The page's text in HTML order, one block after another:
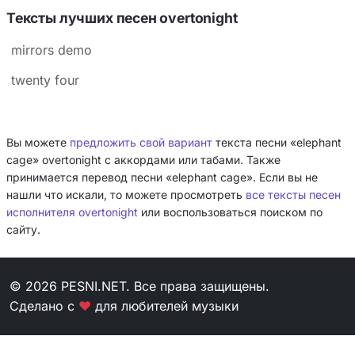
становится мрачное признание в бесцельности.
агрессией и внутренней болью: он грозится прийти с
ножом, но тут же говорит, что «внутри ранен», а
запертости в собственном невезении и
бессмысленном спектакле жизни.
Тексты лучших песен overtonight
mirrors demo
twenty four
Вы можете предложить свой вариант текста песни «elephant
cage» overtonight с аккордами или табами. Также
принимается перевод песни «elephant cage». Если вы не
нашли что искали, то можете просмотреть все тексты песен
исполнителя overtonight или воспользоваться поиском по
сайту.
© 2026 PESNI.NET. Все права защищены.
Сделано с ❤ для любителей музыки